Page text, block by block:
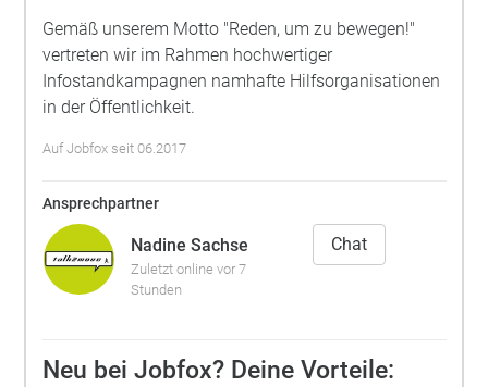
Gemäß unserem Motto "Reden, um zu bewegen!"
vertreten wir im Rahmen hochwertiger
Infostandkampagnen namhafte Hilfsorganisationen
in der Öffentlichkeit.
Auf Jobfox seit 06.2017
Ansprechpartner
Nadine Sachse
Zuletzt online vor 7
Stunden
Chat
Neu bei Jobfox? Deine Vorteile: